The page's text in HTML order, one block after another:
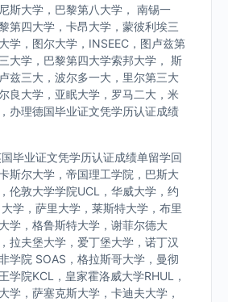
斯大学，巴黎第八大学， 南锡一
第四大学，卡昂大学，蒙彼利埃三
学，图尔大学，INSEEC，图卢兹第
大学，巴黎第四大学索邦大学， 斯
兹三大，波尔多一大，里尔第三大
良大学，亚眠大学，罗马二大，米
办理德国毕业证文凭学历认证成绩
毕业证文凭学历认证成绩单留学回
斯尔大学，帝国理工学院，巴斯大
伦敦大学学院UCL，华威大学，约
学，萨里大学，莱斯特大学，布里
学，格鲁斯特大学，谢菲尔德大
拉夫堡大学，爱丁堡大学，诺丁汉
学院 SOAS，格拉斯哥大学，曼彻
学院KCL，皇家霍洛威大学RHUL，
学，萨塞克斯大学，卡迪夫大学，